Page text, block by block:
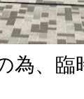
為、